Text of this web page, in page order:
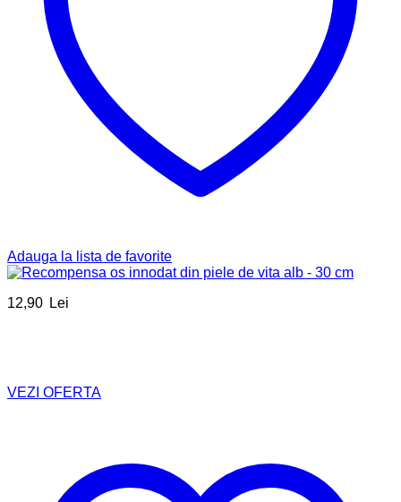
Adauga la lista de favorite
12,90 Lei
VEZI OFERTA